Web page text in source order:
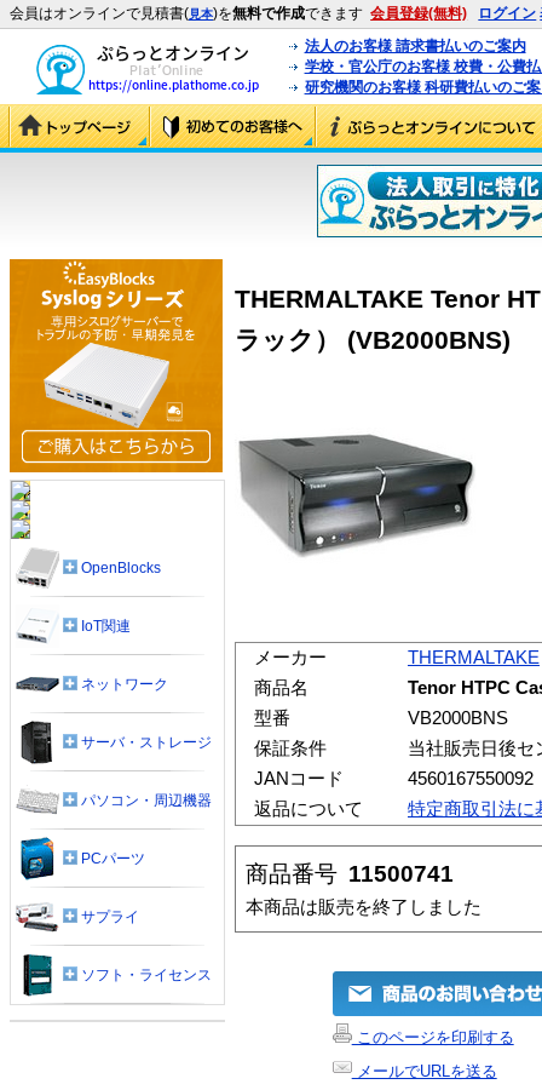
会員はオンラインで見積書(見本)を無料で作成できます 会員登録(無料) ログイン
法人のお客様 請求書払いのご案内
学校・官公庁のお客様 校費・公費
研究機関のお客様 科研費払いのご
THERMALTAKE Tenor
ラック） (VB2000BNS)
メーカー
THERMALTAKE
商品名
Tenor HTPC
型番
VB2000BNS
保証条件
当社販売日後セ
JANコード
4560167550092
返品について
特定商取引法に
商品番号 11500741
本商品は販売を終了しました
このページを印刷する
メールでURLを送る
OpenBlocks
IoT関連
ネットワーク
サーバ・ストレージ
パソコン・周辺機器
PCパーツ
サプライ
ソフト・ライセンス